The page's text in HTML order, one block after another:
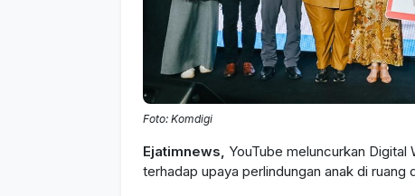
Foto: Komdigi
Ejatimnews, YouTube meluncurkan
terhadap upaya perlindungan anak di ruang